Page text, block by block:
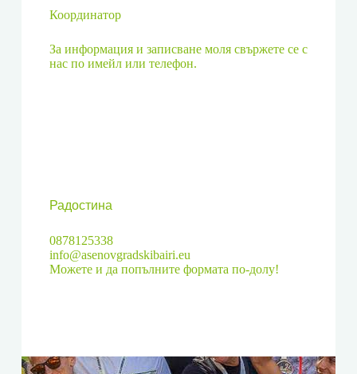
Координатор
За информация и записване моля свържете се с
нас по имейл или телефон.
Радостина
0878125338
info@asenovgradskibairi.eu
Можете и да попълните формата по-долу!